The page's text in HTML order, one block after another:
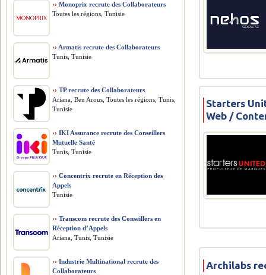
Starters
Web /
Archilabs
›› Monoprix recrute des Collaborateurs
Toutes les régions, Tunisie
›› Armatis recrute des Collaborateurs
Tunis, Tunisie
›› TP recrute des Collaborateurs
Ariana, Ben Arous, Toutes les régions, Tunis,
Tunisie
›› IKI Assurance recrute des Conseillers
Mutuelle Santé
Tunis, Tunisie
›› Concentrix recrute en Réception des
Appels
Tunisie
›› Transcom recrute des Conseillers en
Réception d’Appels
Ariana, Tunis, Tunisie
›› Industrie Multinational recrute des
Collaborateurs